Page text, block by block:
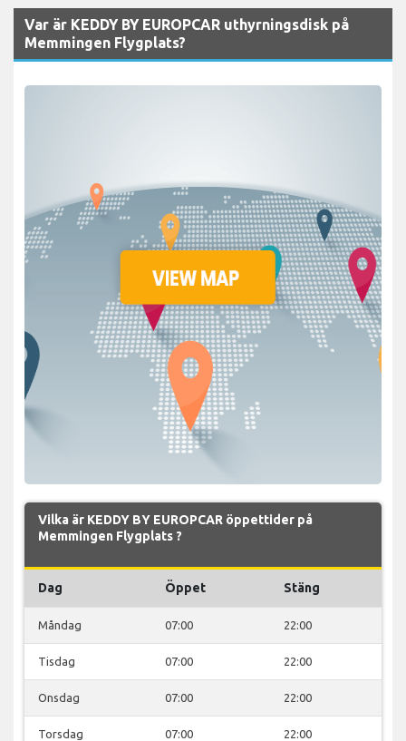
Var är KEDDY BY EUROPCAR uthyrningsdisk på
Memmingen Flygplats?
Vilka är KEDDY BY EUROPCAR öppettider på
Memmingen Flygplats ?
Dag Öppet Stäng
Måndag 07:00 22:00
Tisdag 07:00 22:00
Onsdag 07:00 22:00
Torsdag 07:00 22:00